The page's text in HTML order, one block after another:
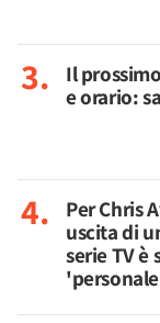
Il
e orario:
Per Chris
uscita di
serie TV è